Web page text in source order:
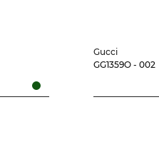
Gucci
GG1359O - 002